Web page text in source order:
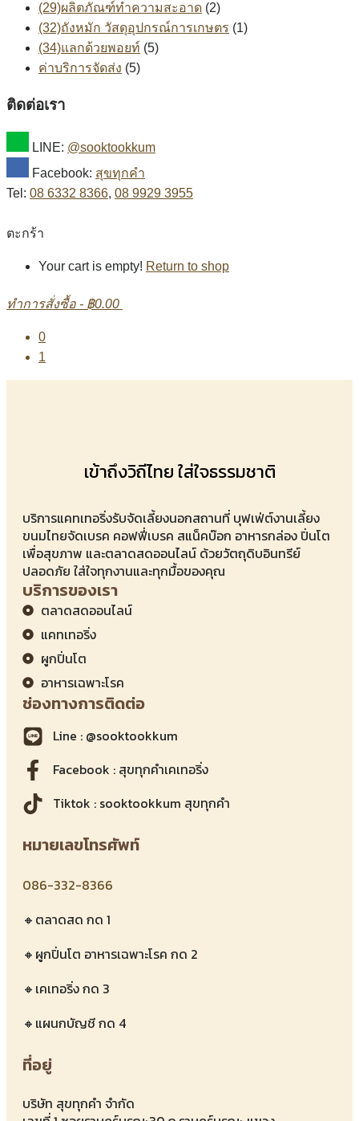
(29)ผลิตภัณฑ์ทำความสะอาด (2)
(32)ถังหมัก วัสดุอุปกรณ์การเกษตร (1)
(34)แลกด้วยพอยท์ (5)
ค่าบริการจัดส่ง (5)
ติดต่อเรา
LINE: @sooktookkum
Facebook: สุขทุกคำ
Tel: 08 6332 8366, 08 9929 3955
ตะกร้า
Your cart is empty! Return to shop
ทำการสั่งซื้อ - ฿0.00
0
1
เข้าถึงวิถีไทย ใส่ใจธรรมชาติ
บริการแคทเทอริ่งรับจัดเลี้ยงนอกสถานที่ บุฟเฟ่ต์งานเลี้ยง
ขนมไทยจัดเบรค คอฟฟี่เบรค สแน็คบ๊อก อาหารกล่อง ปิ่นโต
เพื่อสุขภาพ และตลาดสดออนไลน์ ด้วยวัตถุดิบอินทรีย์
ปลอดภัย ใส่ใจทุกงานและทุกมื้อของคุณ
บริการของเรา
ตลาดสดออนไลน์
แคทเทอริ่ง
ผูกปิ่นโต
อาหารเฉพาะโรค
ช่องทางการติดต่อ
Line : @sooktookkum
Facebook : สุขทุกคำเคเทอริ่ง
Tiktok : sooktookkum สุขทุกคำ
หมายเลขโทรศัพท์
086-332-8366
🔸ตลาดสด กด 1
🔸ผูกปิ่นโต อาหารเฉพาะโรค กด 2
🔸เคเทอริ่ง กด 3
🔸แผนกบัญชี กด 4
ที่อยู่
บริษัท สุขทุกคำ จำกัด